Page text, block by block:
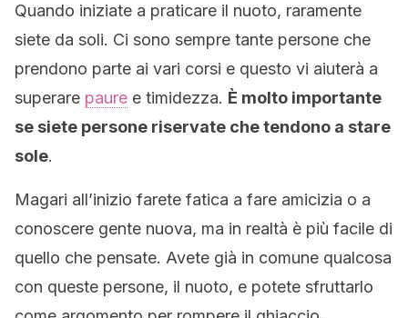
Quando iniziate a praticare il nuoto, raramente
siete da soli. Ci sono sempre tante persone che
prendono parte ai vari corsi e questo vi aiuterà a
superare paure e timidezza. È molto importante
se siete persone riservate che tendono a stare
sole.
Magari all’inizio farete fatica a fare amicizia o a
conoscere gente nuova, ma in realtà è più facile di
quello che pensate. Avete già in comune qualcosa
con queste persone, il nuoto, e potete sfruttarlo